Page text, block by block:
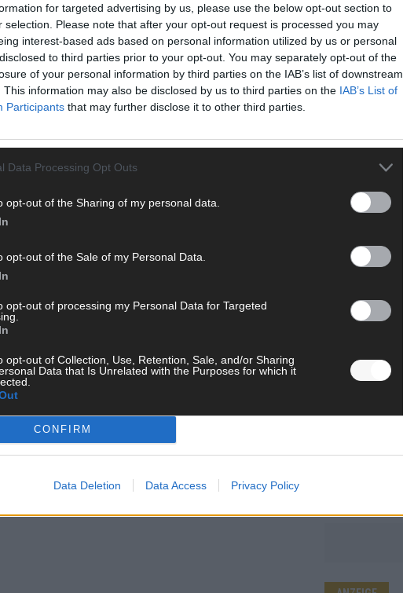
for targeted advertising by us, please use the below opt-out section to
selection. Please note that after your opt-out request is processed you may
interest-based ads based on personal information utilized by us or personal
to third parties prior to your opt-out. You may separately opt-out of the
of your personal information by third parties on the IAB’s list of downstream
This information may also be disclosed by us to third parties on the IAB’s List of
Participants that may further disclose it to other third parties.
Data Processing Opt Outs
opt-out of the Sharing of my personal data.
opt-out of the Sale of my Personal Data.
opt-out of processing my Personal Data for Targeted
opt-out of Collection, Use, Retention, Sale, and/or Sharing
Data that Is Unrelated with the Purposes for which it
CONFIRM
Data Deletion Data Access Privacy Policy